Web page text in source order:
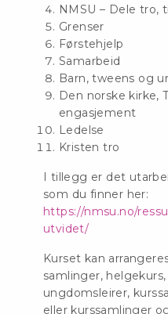
NMSU – Dele tro,
Grenser
Førstehjelp
Samarbeid
Barn, tweens og
Den norske kirke,
engasjement
Ledelse
Kristen tro
I tillegg er det
som du finner her:
https://nmsu.no/
utvidet/
Kurset kan
samlinger,
ungdomsleirer,
eller kurssamlinger